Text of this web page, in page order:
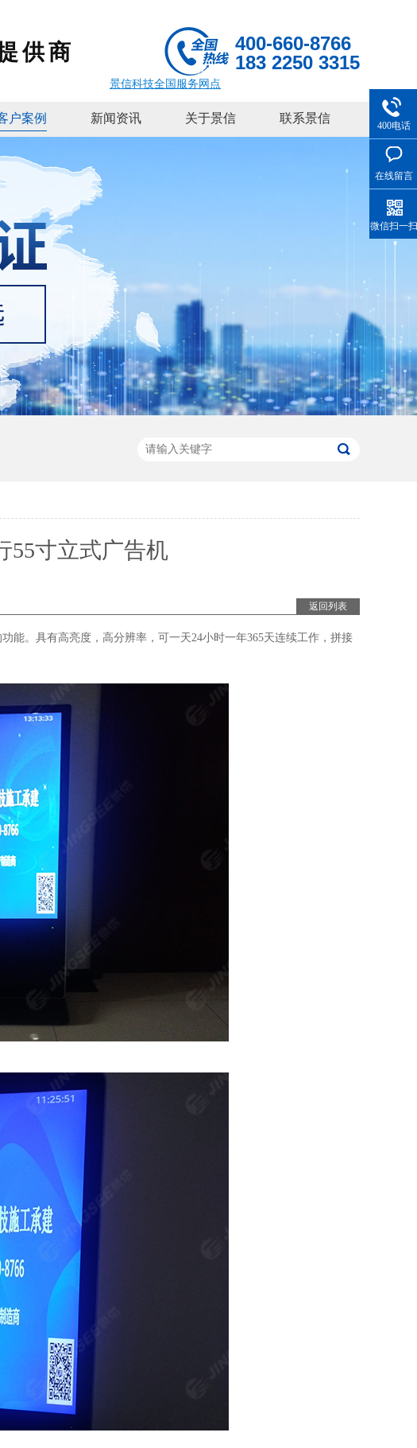
供商
400-660-8766
183 2250 3315
景信科技全国服务网点
户案例 新闻资讯 关于景信 联系景信
55寸立式广告机
返回列表
能。具有高亮度，高分辨率，可一天24小时一年365天连续工作，拼接
400电话
在线留言
微信扫一扫